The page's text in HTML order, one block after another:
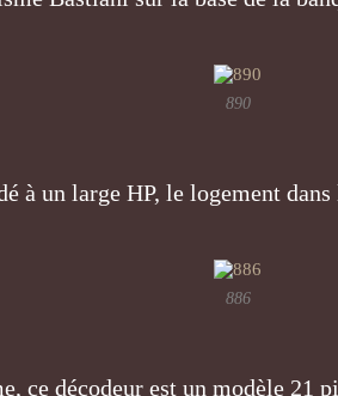
890
à un large HP, le logement
886
ce décodeur est un modèle 21